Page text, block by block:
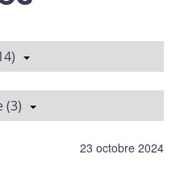
(3)
23 octobre 2024